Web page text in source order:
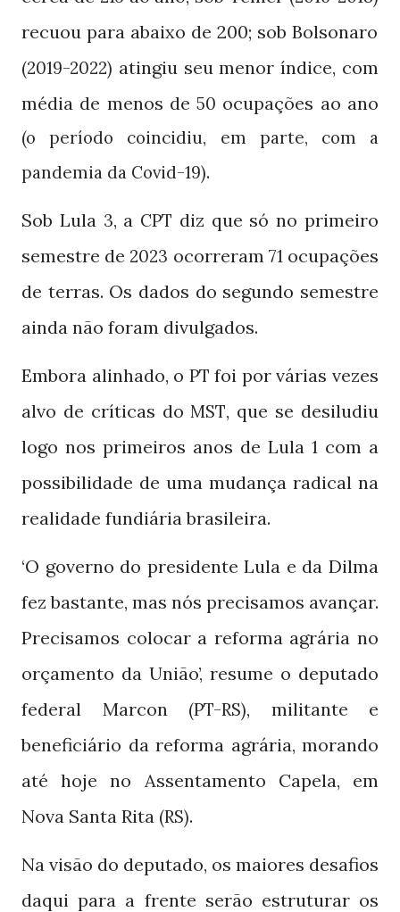
recuou para abaixo de 200; sob Bolsonaro
(2019-2022) atingiu seu menor índice, com
média de menos de50 ocupações ao ano
(o período coincidiu, em parte, com a
pandemia da Covid-19).
Sob Lula 3, a CPT diz que só no primeiro
semestre de 2023 ocorreram 71 ocupações
de terras. Os dados do segundo semestre
ainda não foram divulgados.
Embora alinhado, o PTfoi por várias vezes
alvo de críticas do MST, que se desiludiu
logo nos primeiros anos de Lula 1 com a
possibilidade de uma mudança radical na
realidade fundiária brasileira.
‘O governo do presidente Lula e da Dilma
fez bastante, mas nós precisamos avançar.
Precisamos colocar a reforma agrária no
orçamento da União’, resume o deputado
federal Marcon (PT-RS), militante e
beneficiário da reforma agrária, morando
até hoje no Assentamento Capela, em
Nova Santa Rita (RS).
Na visão do deputado, os maiores desafios
daqui para a frente serão estruturar os